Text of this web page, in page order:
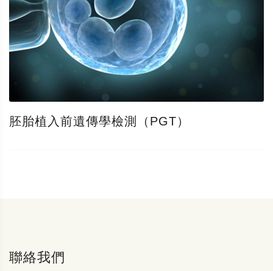
胚胎植入前遺傳學檢測（PGT）
聯絡我們